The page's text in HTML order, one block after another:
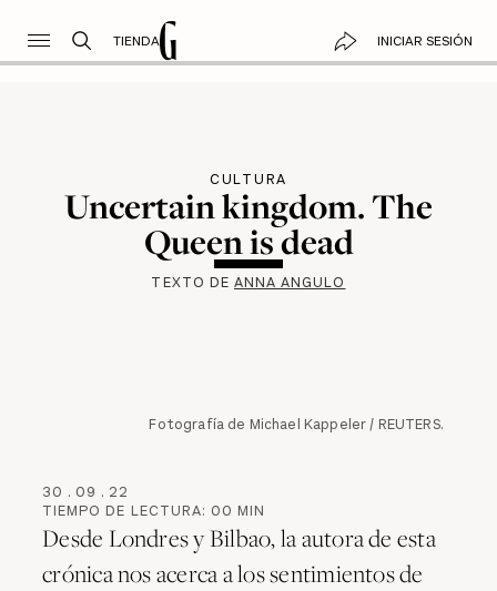
TIENDA INICIAR SESIÓN
CULTURA
Uncertain kingdom. The
Queen is dead
TEXTO DE ANNA ANGULO
Fotografía de Michael Kappeler / REUTERS.
30 . 09 . 22
TIEMPO DE LECTURA: 00 MIN
Desde Londres y Bilbao, la autora de esta
crónica nos acerca a los sentimientos de